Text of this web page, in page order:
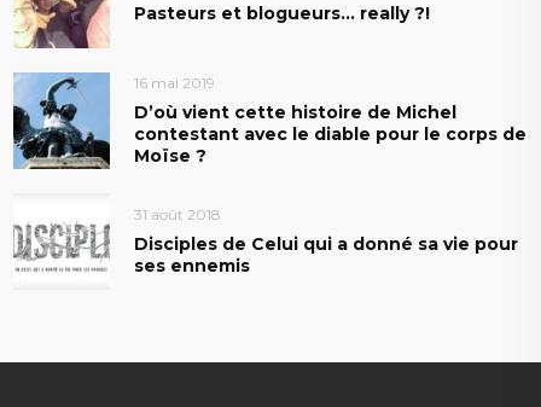
Pasteurs et blogueurs… really ?!
16 mai 2019
D’où vient cette histoire de Michel
contestant avec le diable pour le corps de
Moïse ?
31 août 2018
Disciples de Celui qui a donné sa vie pour
ses ennemis